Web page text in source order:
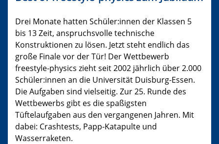
Drei Monate hatten Schüler:innen der Klassen 5
bis 13 Zeit, anspruchsvolle technische
Konstruktionen zu lösen. Jetzt steht endlich das
große Finale vor der Tür! Der Wettbewerb
freestyle-physics zieht seit 2002 jährlich über 2.000
Schüler:innen an die Universität Duisburg-Essen.
Die Aufgaben sind vielseitig. Zur 25. Runde des
Wettbewerbs gibt es die spaßigsten
Tüftelaufgaben aus den vergangenen Jahren. Mit
dabei: Crashtests, Papp-Katapulte und
Wasserraketen.